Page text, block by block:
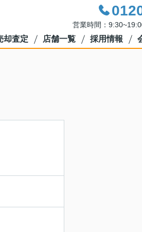
営業時間：
却査定 店舗一覧 採用情報